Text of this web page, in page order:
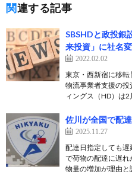
関連する記事
SBSHDと政投銀
来投資」に社名
2022.02.02
東京・西新宿に移転
物流事業者支援の投
ィングス（HD）は
佐川が全国で配
2025.11.27
配達日指定しても
で荷物の配達に遅れ
物量の増加が理由